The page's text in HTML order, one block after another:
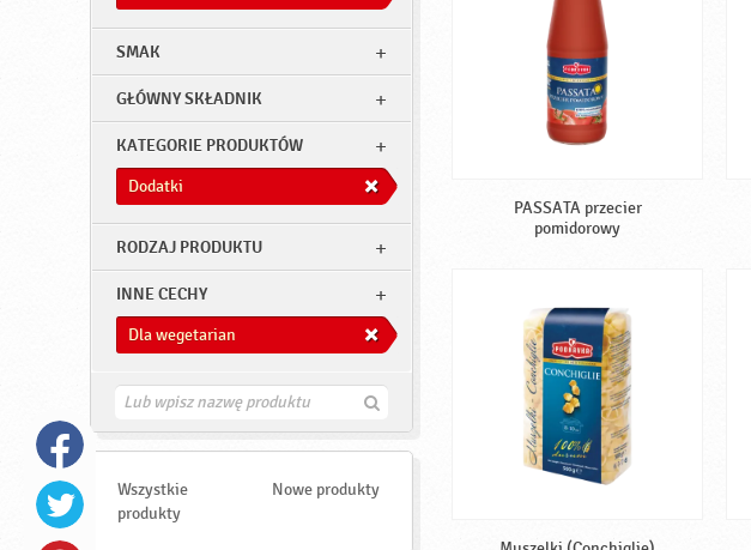
SMAK
GŁÓWNY SKŁADNIK
KATEGORIE PRODUKTÓW
Dodatki
RODZAJ PRODUKTU
INNE CECHY
Dla wegetarian
Z
d
Wszystkie
produkty
Nowe produkty
PASSATA przecier
pomidorowy